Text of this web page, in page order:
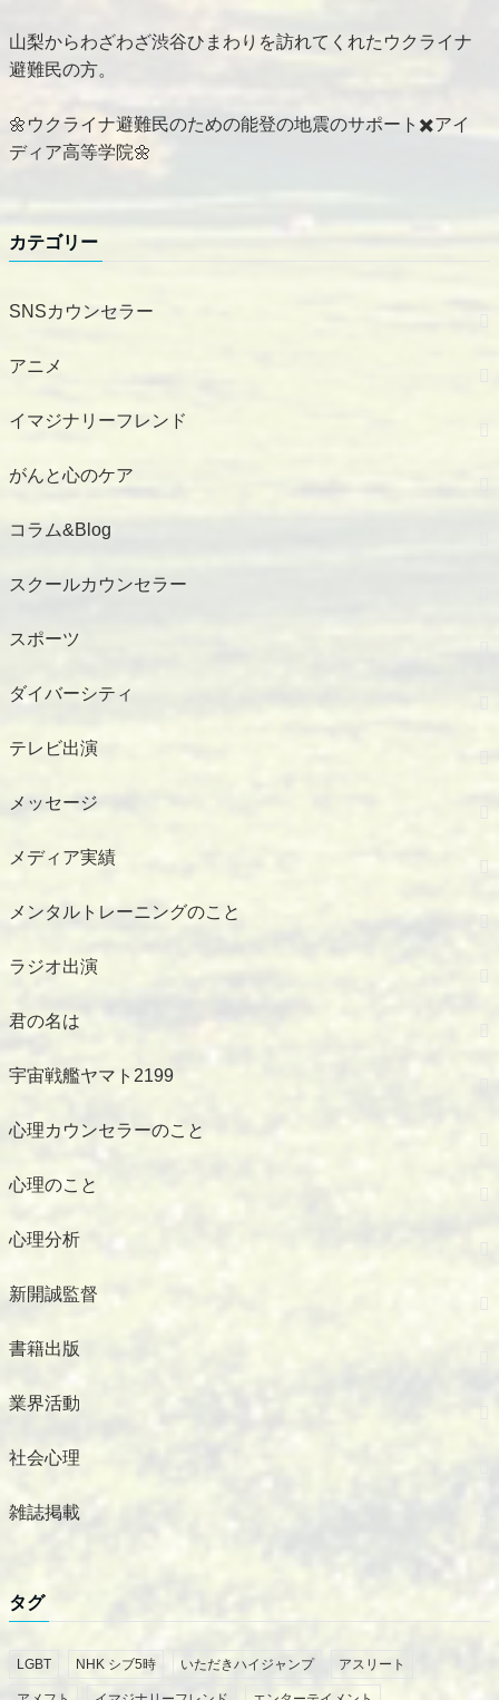
山梨からわざわざ渋谷ひまわりを訪れてくれたウクライナ
避難民の方。
🌼ウクライナ避難民のための能登の地震のサポート✖️アイ
ディア高等学院🌼
カテゴリー
SNSカウンセラー
アニメ
イマジナリーフレンド
がんと心のケア
コラム&Blog
スクールカウンセラー
スポーツ
ダイバーシティ
テレビ出演
メッセージ
メディア実績
メンタルトレーニングのこと
ラジオ出演
君の名は
宇宙戦艦ヤマト2199
心理カウンセラーのこと
心理のこと
心理分析
新開誠監督
書籍出版
業界活動
社会心理
雑誌掲載
タグ
LGBT NHK シブ5時 いただきハイジャンプ アスリート